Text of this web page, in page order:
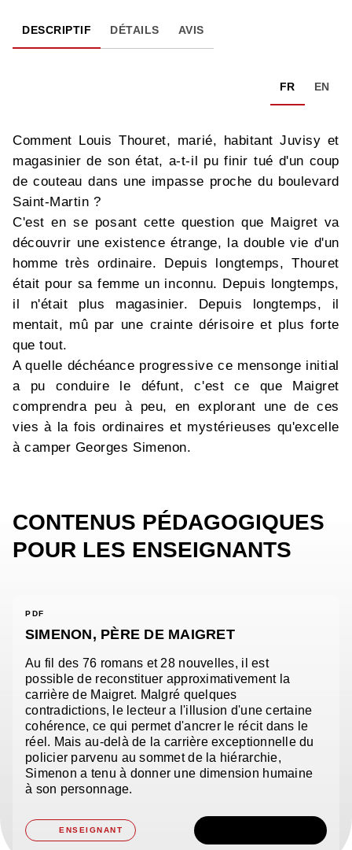
DESCRIPTIF DÉTAILS AVIS
FR EN
Comment Louis Thouret, marié, habitant Juvisy et
magasinier de son état, a-t-il pu finir tué d'un coup
de couteau dans une impasse proche du boulevard
Saint-Martin ?
C'est en se posant cette question que Maigret va
découvrir une existence étrange, la double vie d'un
homme très ordinaire. Depuis longtemps, Thouret
était pour sa femme un inconnu. Depuis longtemps,
il n'était plus magasinier. Depuis longtemps, il
mentait, mû par une crainte dérisoire et plus forte
que tout.
A quelle déchéance progressive ce mensonge initial
a pu conduire le défunt, c'est ce que Maigret
comprendra peu à peu, en explorant une de ces
vies à la fois ordinaires et mystérieuses qu'excelle
à camper Georges Simenon.
CONTENUS PÉDAGOGIQUES
POUR LES ENSEIGNANTS
PDF
SIMENON, PÈRE DE MAIGRET
Au fil des 76 romans et 28 nouvelles, il est
possible de reconstituer approximativement la
carrière de Maigret. Malgré quelques
contradictions, le lecteur a l'illusion d'une certaine
cohérence, ce qui permet d'ancrer le récit dans le
réel. Mais au-delà de la carrière exceptionnelle du
policier parvenu au sommet de la hiérarchie,
Simenon a tenu à donner une dimension humaine
à son personnage.
ENSEIGNANT